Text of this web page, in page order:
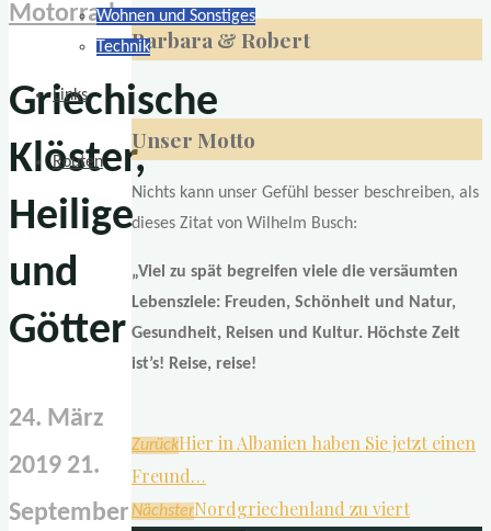
Wohnen und Sonstiges
Technik
Links
Routen
Motorrad
Griechische
Klöster,
Heilige
und
Götter
24. März
2019 21.
September
Barbara & Robert
Unser Motto
Nichts kann unser Gefühl besser beschreiben, als
dieses Zitat von Wilhelm Busch:
„Viel zu spät begreifen viele die versäumten
Lebensziele: Freuden, Schönheit und Natur,
Gesundheit, Reisen und Kultur. Höchste Zeit
ist’s! Reise, reise!
ZurückHier in Albanien haben Sie jetzt einen
Freund…
NächsterNordgriechenland zu viert